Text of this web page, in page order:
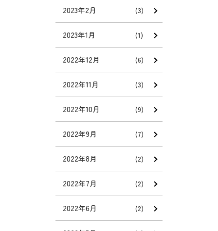
2023年2月 (3)
2023年1月 (1)
2022年12月 (6)
2022年11月 (3)
2022年10月 (9)
2022年9月 (7)
2022年8月 (2)
2022年7月 (2)
2022年6月 (2)